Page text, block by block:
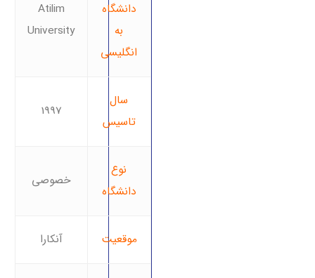
Atilim
University
دانشگاه
به
انگلیسی
1997
سال
تاسیس
خصوصی
نوع
دانشگاه
آنکارا موقعیت